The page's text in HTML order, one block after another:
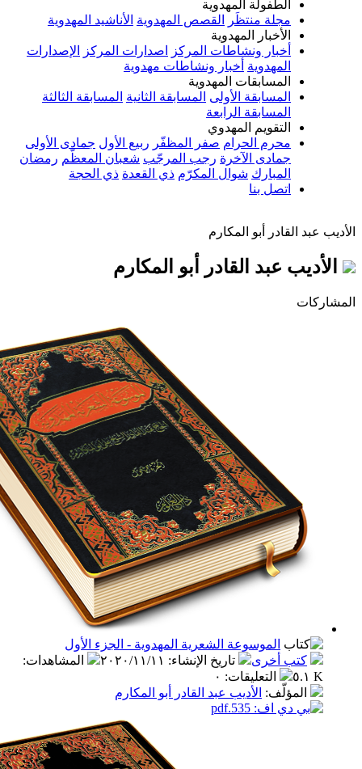
الطفولة المهدوية
مجلة منتظَر
القصص المهدوية الأناشيد المهدوية
الأخبار المهدوية
أخبار ونشاطات المركز اصدارات المركز الإصدارات
أخبار ونشاطات مهدوية
المسابقات المهدوية
المسابقة الأولى المسابقة الثانية المسابقة الثالثة
المسابقة الرابعة
التقويم المهدوي
محرم الحرام صفر المظفّر ربيع الأول جمادى الأولى
جمادى الآخرة رجب المرجّب شعبان المعظّم رمضان
شوال المكرّم ذي القعدة ذي الحجة
أبو المكارم
عبد القادر أبو المكارم
الموسوعة الشعرية المهدوية - الجزء الأول
أخرى
تاريخ الإنشاء :٢٠٢٠/١١/١١ المشاهدات:
التعليقات:٠
الأديب عبد القادر أبو المكارم